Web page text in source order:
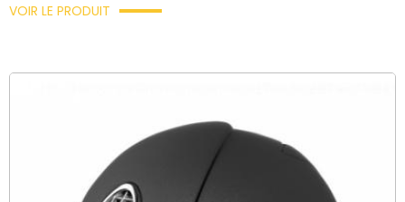
VOIR LE PRODUIT